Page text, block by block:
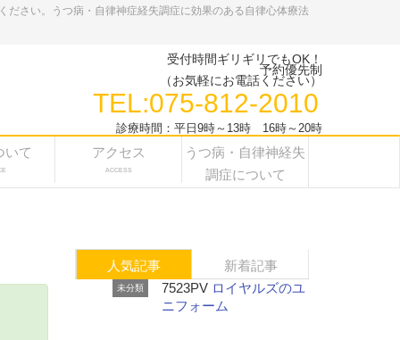
さい。うつ病・自律神症経失調症に効果のある自律心体療法
受付時間ギリギリでもOK！
予約優先制
（お気軽にお電話ください）
TEL:075-812-2010
診療時間：平日9時～13時 16時～20時
いて アクセス
ACCESS
うつ病・自律神経失
調症について
人気記事 新着記事
未分類 7523PV ロイヤルズのユ
ニフォーム